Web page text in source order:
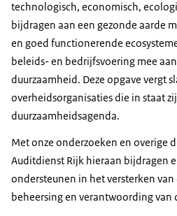
technologisch, economisch,
bijdragen aan een gezonde aarde
en goed functionerende
beleids- en bedrijfsvoering mee
duurzaamheid. Deze opgave vergt
overheidsorganisaties die in staat
duurzaamheidsagenda.
Met onze onderzoeken en overige
Auditdienst Rijk hieraan bijdragen
ondersteunen in het versterken van
beheersing en verantwoording van